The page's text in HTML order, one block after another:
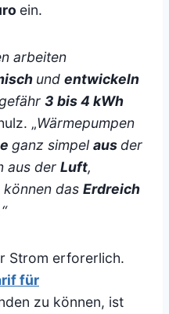
ein.
arbeiten
und entwickeln
3 bis 4 kWh
„Wärmepumpen
ganz simpel ausder
aus der Luft,
das Erdreich
Strom erforerlich.
für
zu können, ist